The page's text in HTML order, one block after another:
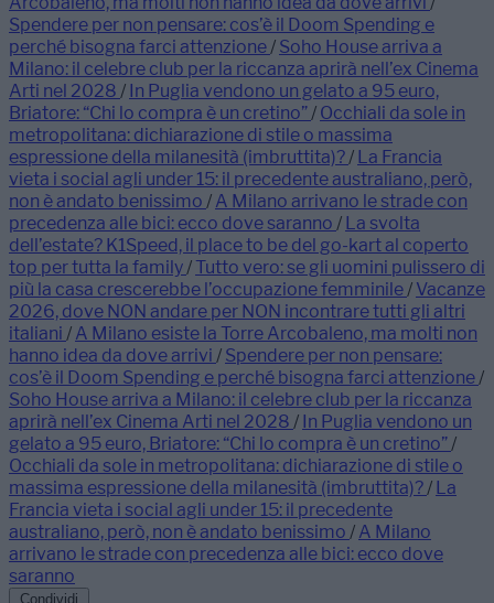
Spendere per non pensare: cos’è il Doom Spending e
perché bisogna farci attenzione/ Soho House arriva a
Milano: il celebre club per la riccanza aprirà nell’ex Cinema
Arti nel 2028 / In Puglia vendono un gelato a 95 euro,
Briatore: “Chi lo compra è un cretino”/ Occhiali da sole in
metropolitana: dichiarazione di stile o massima
espressione della milanesità (imbruttita)?/ La Francia
vieta i social agli under 15: il precedente australiano, però,
non è andato benissimo / A Milano arrivano le strade con
precedenza alle bici: ecco dove saranno / La svolta
dell’estate? K1Speed, il place to be del go-kart al coperto
top per tutta la family/ Tutto vero: se gli uomini pulissero di
più la casa crescerebbe l’occupazione femminile/ Vacanze
2026, dove NON andare per NON incontrare tutti gli altri
italiani / A Milano esiste la Torre Arcobaleno, ma molti non
hanno idea da dove arrivi / Spendere per non pensare:
cos’è il Doom Spending e perché bisogna farci attenzione/
Soho House arriva a Milano: il celebre club per la riccanza
aprirà nell’ex Cinema Arti nel 2028 / In Puglia vendono un
gelato a 95 euro, Briatore: “Chi lo compra è un cretino”/
Occhiali da sole in metropolitana: dichiarazione di stile o
massima espressione della milanesità (imbruttita)?/ La
Francia vieta i social agli under 15: il precedente
australiano, però, non è andato benissimo / A Milano
arrivano le strade con precedenza alle bici: ecco dove
saranno
Condividi